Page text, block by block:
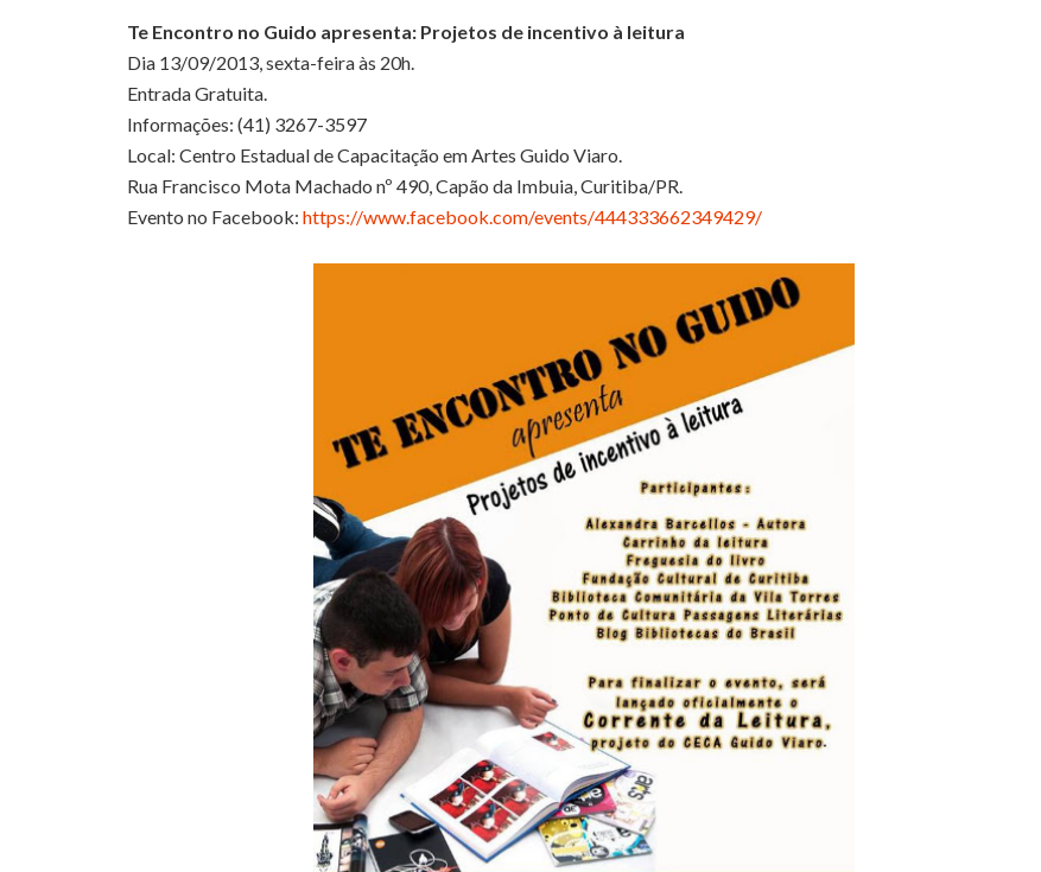
Te Encontro no Guido apresenta: Projetos de incentivo à leitura
Dia 13/09/2013, sexta-feira às 20h.
Entrada Gratuita.
Informações: (41) 3267-3597
Local: Centro Estadual de Capacitação em Artes Guido Viaro.
Rua Francisco Mota Machado nº 490, Capão da Imbuia, Curitiba/PR.
Evento no Facebook: https://www.facebook.com/events/444333662349429/